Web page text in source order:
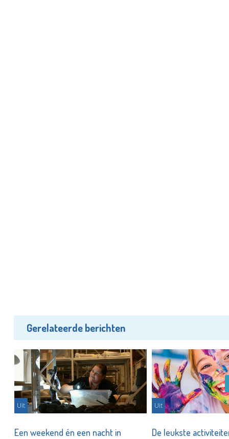
Gerelateerde berichten
Uit
Een weekend én een nacht in
Uit
De leukste